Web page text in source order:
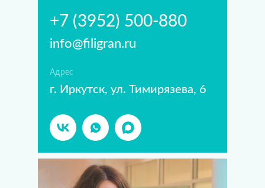
info@filigran.ru
+7 (3952) 500-880
г. Иркутск, ул. Тимирязева, 6
Адрес